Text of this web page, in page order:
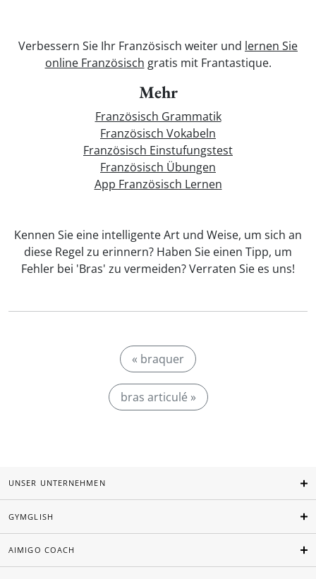
Verbessern Sie Ihr Französisch weiter und lernen Sie
online Französisch gratis mit Frantastique.
Mehr
Französisch Grammatik
Französisch Vokabeln
Französisch Einstufungstest
Französisch Übungen
App Französisch Lernen
Kennen Sie eine intelligente Art und Weise, um sich an
diese Regel zu erinnern? Haben Sie einen Tipp, um
Fehler bei 'Bras' zu vermeiden? Verraten Sie es uns!
« braquer
bras articulé »
UNSER UNTERNEHMEN
GYMGLISH
AIMIGO COACH